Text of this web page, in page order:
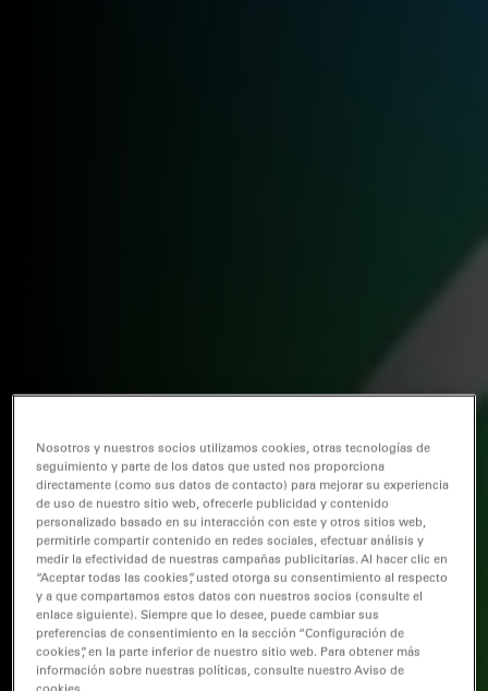
Nosotros y nuestros socios utilizamos cookies, otras tecnologías de
seguimiento y parte de los datos que usted nos proporciona
directamente (como sus datos de contacto) para mejorar su experiencia
de uso de nuestro sitio web, ofrecerle publicidad y contenido
personalizado basado en su interacción con este y otros sitios web,
permitirle compartir contenido en redes sociales, efectuar análisis y
medir la efectividad de nuestras campañas publicitarias. Al hacer clic en
“Aceptar todas las cookies”, usted otorga su consentimiento al respecto
y a que compartamos estos datos con nuestros socios (consulte el
enlace siguiente). Siempre que lo desee, puede cambiar sus
preferencias de consentimiento en la sección “Configuración de
cookies”, en la parte inferior de nuestro sitio web. Para obtener más
información sobre nuestras políticas, consulte nuestro Aviso de